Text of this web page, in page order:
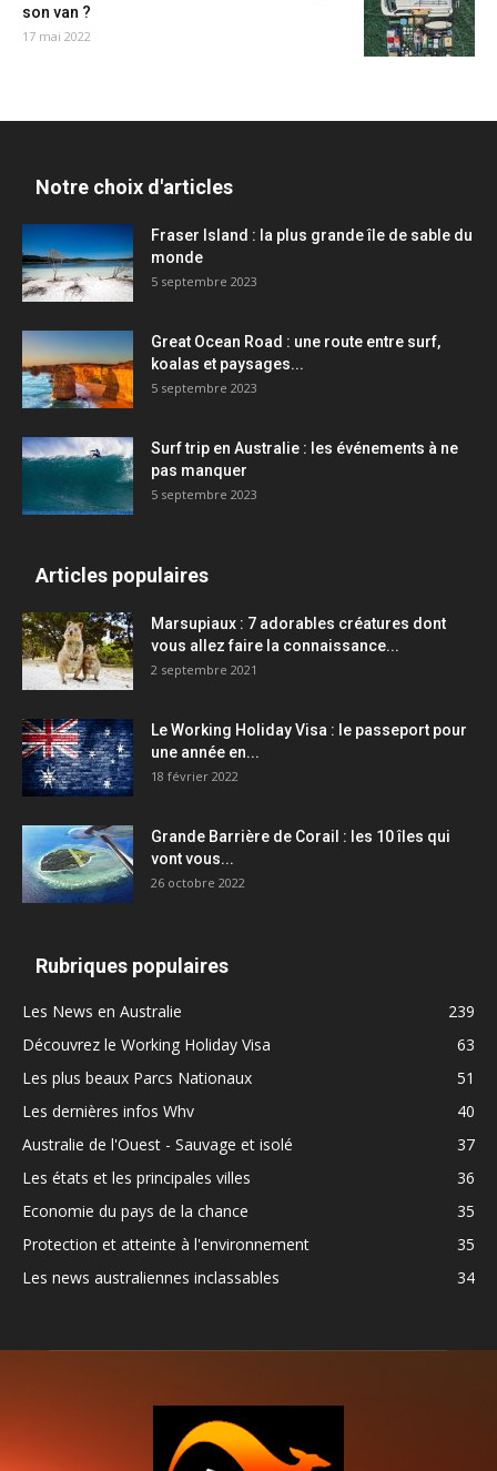
son van ?
17 mai 2022
Notre choix d'articles
Fraser Island : la plus grande île de sable du
monde
5 septembre 2023
Great Ocean Road : une route entre surf,
koalas et paysages...
5 septembre 2023
Surf trip en Australie : les événements à ne
pas manquer
5 septembre 2023
Articles populaires
Marsupiaux : 7 adorables créatures dont
vous allez faire la connaissance...
2 septembre 2021
Le Working Holiday Visa : le passeport pour
une année en...
18 février 2022
Grande Barrière de Corail : les 10 îles qui
vont vous...
26 octobre 2022
Rubriques populaires
Les News en Australie
239
Découvrez le Working Holiday Visa
63
Les plus beaux Parcs Nationaux
51
Les dernières infos Whv
40
Australie de l'Ouest - Sauvage et isolé
37
Les états et les principales villes
36
Economie du pays de la chance
35
Protection et atteinte à l'environnement
35
Les news australiennes inclassables
34